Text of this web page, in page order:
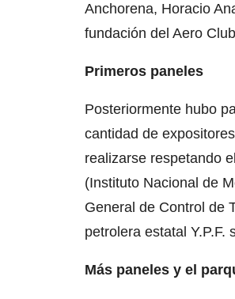
Anchorena, Horacio
fundación del Aero
Primeros paneles
Posteriormente hubo
cantidad de
realizarse respetando
(Instituto Nacional de
General de Control de
petrolera estatal
Más paneles y el